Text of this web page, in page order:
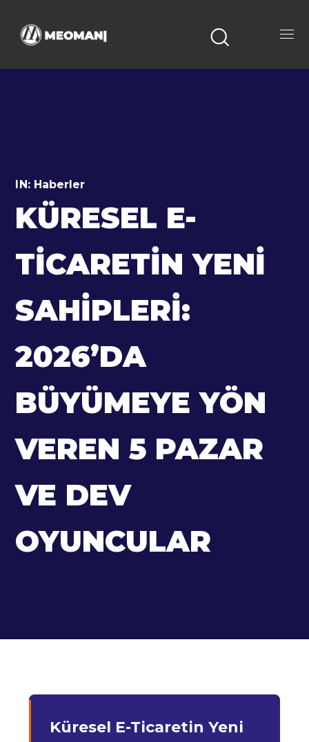
IN: Haberler
KÜRESEL E-
TICARETIN YENI
SAHIPLERI:
2026’DA
BÜYÜMEYE YÖN
VEREN 5 PAZAR
VE DEV
OYUNCULAR
Küresel E-Ticaretin Yeni